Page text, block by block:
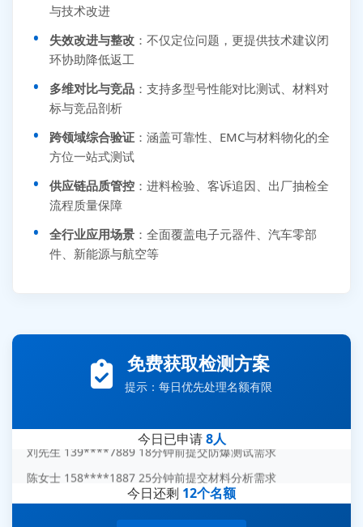
与技术改进
失效改进与整改 ：不仅定位问题，更提供技术建议闭
环协助降低返工
多维对比与竞品 ：支持多型号性能对比测试、材料对
标与竞品剖析
跨领域综合验证 ：涵盖可靠性、EMC与材料物化的全
方位一站式测试
供应链品质管控 ：进料检验、客诉追因、出厂抽检全
流程质量保障
全行业应用场景 ：全面覆盖电子元器件、汽车零部
件、新能源与航空等
免费获取检测方案
提示：每日优先处理名额有限
今日已申请8人
张先生 138****5889 刚刚提交EMC报价需求
李女士 159****5393 3分钟前提交可靠性测试需求
王经理 186****9012 7分钟前提交并网/涉网试验需求
刘先生 139****7889 18分钟前提交防爆测试需求
杨经理 187****6696 30分钟前提交无人机测试需求
周总 136****0539 35分钟前提交机器人测试需求
今日还剩 12个名额